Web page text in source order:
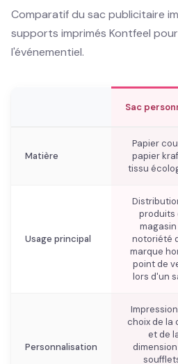
Comparatif du sac publicitaire
supports imprimés Kontfeel
l'événementiel.
Sac
Matière
Papier
papier
tissu
Usage principal
produits
notoriété
marque
point de
lors d'un
Personnalisation
Impression
choix de la
et de